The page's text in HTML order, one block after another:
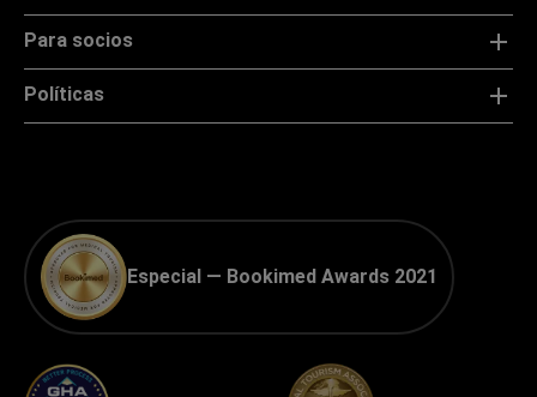
Para socios
Políticas
Especial — Bookimed Awards 2021